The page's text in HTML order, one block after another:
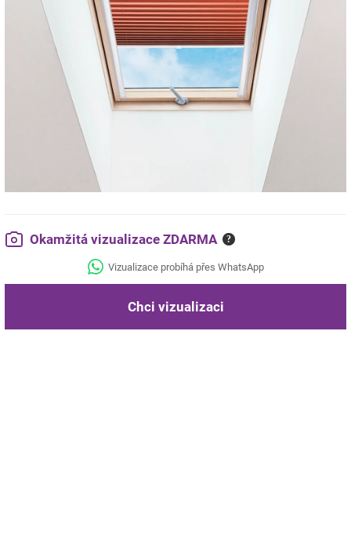
Okamžitá vizualizace ZDARMA ?
Vizualizace probíhá přes WhatsApp
Chci vizualizaci